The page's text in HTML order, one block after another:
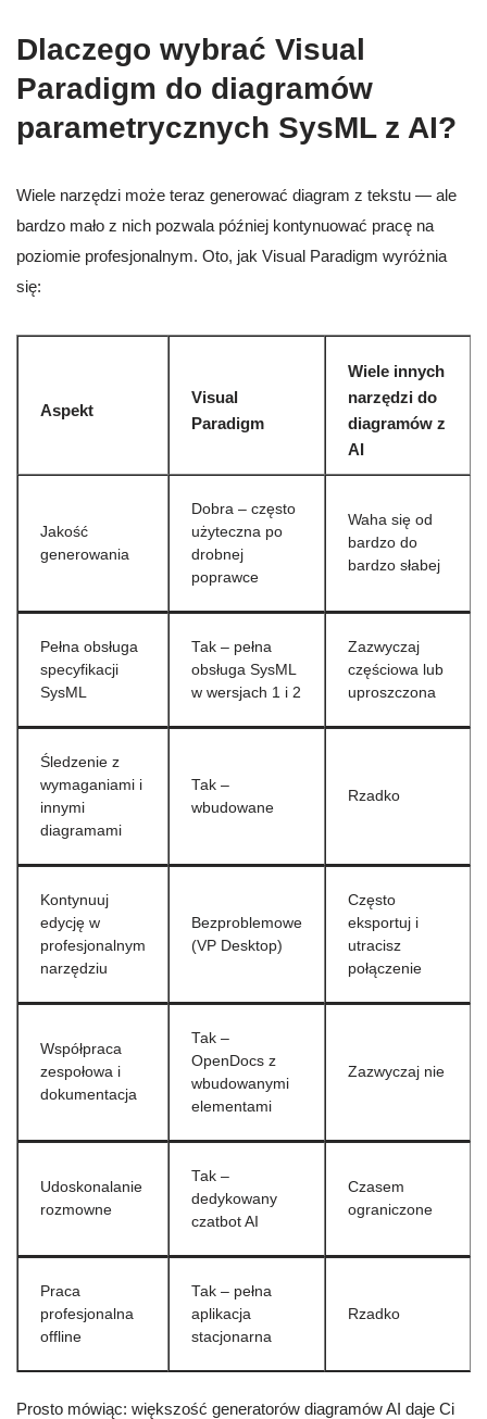
Dlaczego wybrać Visual
Paradigm do diagramów
parametrycznych SysML z AI?
Wiele narzędzi może teraz generować diagram z tekstu — ale
bardzo mało z nich pozwala później kontynuować pracę na
poziomie profesjonalnym. Oto, jak Visual Paradigm wyróżnia
się:
Aspekt
Visual
Paradigm
Wiele innych
narzędzi do
diagramów z
AI
Jakość
generowania
Dobra – często
użyteczna po
drobnej
poprawce
Waha się od
bardzo do
bardzo słabej
Pełna obsługa
specyfikacji
SysML
Tak – pełna
obsługa SysML
w wersjach 1 i 2
Zazwyczaj
częściowa lub
uproszczona
Śledzenie z
wymaganiami i
innymi
diagramami
Tak –
wbudowane
Rzadko
Kontynuuj
edycję w
profesjonalnym
narzędziu
Bezproblemowe
(VP Desktop)
Często
eksportuj i
utracisz
połączenie
Współpraca
zespołowa i
dokumentacja
Tak –
OpenDocs z
wbudowanymi
elementami
Zazwyczaj nie
Udoskonalanie
rozmowne
Tak –
dedykowany
czatbot AI
Czasem
ograniczone
Praca
profesjonalna
offline
Tak – pełna
aplikacja
stacjonarna
Rzadko
Prosto mówiąc: większość generatorów diagramów AI daje Ci